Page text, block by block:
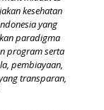
kesehatan
yang
paradigma
program serta
pembiayaan,
transparan,